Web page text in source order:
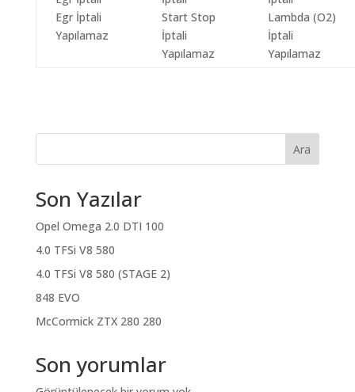
Egr İptali
Yapılamaz
Start Stop
İptali
Yapılamaz
Lambda (O2)
İptali
Yapılamaz
Ara
Son Yazılar
Opel Omega 2.0 DTI 100
4.0 TFSi V8 580
4.0 TFSi V8 580 (STAGE 2)
848 EVO
McCormick ZTX 280 280
Son yorumlar